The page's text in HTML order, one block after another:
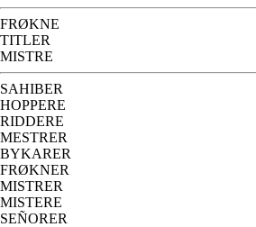
FRØKNE
TITLER
MISTRE
SAHIBER
HOPPERE
RIDDERE
MESTRER
BYKARER
FRØKNER
MISTRER
MISTERE
SEÑORER